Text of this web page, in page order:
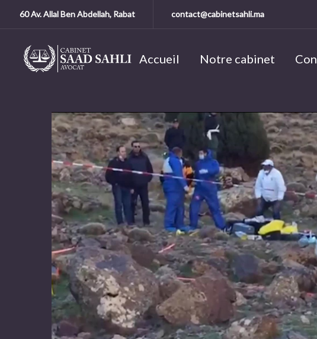
60 Av. Allal Ben Abdellah, Rabat contact@cabinetsahli.ma
Accueil Notre cabinet